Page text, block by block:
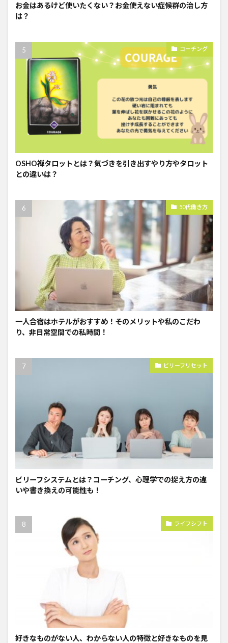
お金はあるけど使いたくない？お金使えない症候群の治し方
は？
コーチング
OSHO禅タロットとは？気づきを引き出すやり方やタロット
との違いは？
50代働き方
一人合宿はホテルがおすすめ！そのメリットや私のこだわ
り、非日常空間での私時間！
ビリーフリセット
ビリーフシステムとは？コーチング、心理学での捉え方の違
いや書き換えの可能性も！
ライフシフト
好きなものがない人、わからない人の特徴と好きなものを見